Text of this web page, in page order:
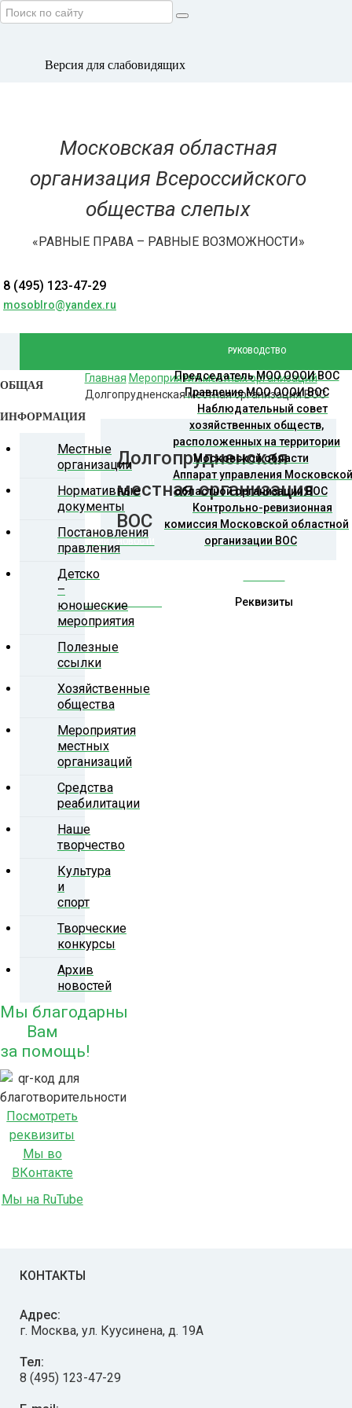
Версия для слабовидящих
Московская областная
организация Всероссийского
общества слепых
«РАВНЫЕ ПРАВА – РАВНЫЕ ВОЗМОЖНОСТИ»
8 (495) 123-47-29
mosoblro@yandex.ru
РУКОВОДСТВО
Председатель МОО ОООИ ВОС
Правление МОО ОООИ ВОС
Наблюдательный совет
хозяйственных обществ,
расположенных на территории
Московской области
Аппарат управления Московской
областной организации ВОС
Контрольно-ревизионная
комиссия Московской областной
организации ВОС
СТРУКТУРА ВОС НАША ИСТОРИЯ Реквизиты
Главная Мероприятия местных организаций
Долгопрудненская местная организация ВОС
Долгопрудненская
местная организация
ВОС
ОБЩАЯ
ИНФОРМАЦИЯ
Местные
организации
Нормативные
документы
Постановления
правления
Детско
–
юношеские
мероприятия
Полезные
ссылки
Хозяйственные
общества
Мероприятия
местных
организаций
Средства
реабилитации
Наше
творчество
Культура
и
спорт
Творческие
конкурсы
Архив
новостей
Мы благодарны
Вам
за помощь!
Посмотреть
реквизиты
Мы во
ВКонтакте
Мы на RuTube
КОНТАКТЫ
Адрес:
г. Москва, ул. Куусинена, д. 19А
Тел:
8 (495) 123-47-29